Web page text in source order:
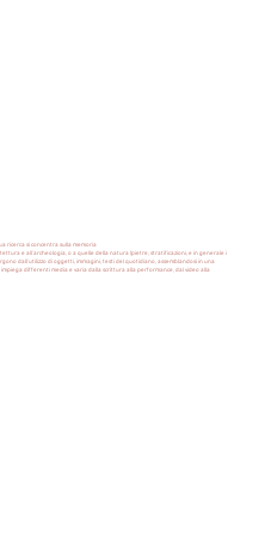
ricerca si concentra sulla memoria
e all'archeologia, o a quelle della natura (pietre, stratificazioni, e in generale i
dall'utilizzo di oggetti, immagini, testi del quotidiano, assemblandosi in una
differenti media e varia dalla scrittura alla performance, dal video alla